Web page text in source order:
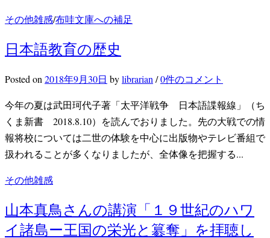
その他雑感/布哇文庫への補足
日本語教育の歴史
Postedon2018年9月30日 bylibrarian/0件のコメント
今年の夏は武田珂代子著「太平洋戦争 日本語諜報線」（ち
くま新書 2018.8.10）を読んでおりました。先の大戦での情
報将校については二世の体験を中心に出版物やテレビ番組で
扱われることが多くなりましたが、全体像を把握する...
その他雑感
山本真鳥さんの講演「１９世紀のハワ
イ諸島ー王国の栄光と簒奪」を拝聴し